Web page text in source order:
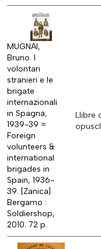
MUGNAI,
Bruno. I
volontari
stranieri e le
brigate
internazionali
in Spagna,
1939-39 =
Foreign
volunteers &
international
brigades in
Spain, 1936-
39. [Zanica]
Bergamo :
Soldiershop,
2010. 72 p.
Llibre